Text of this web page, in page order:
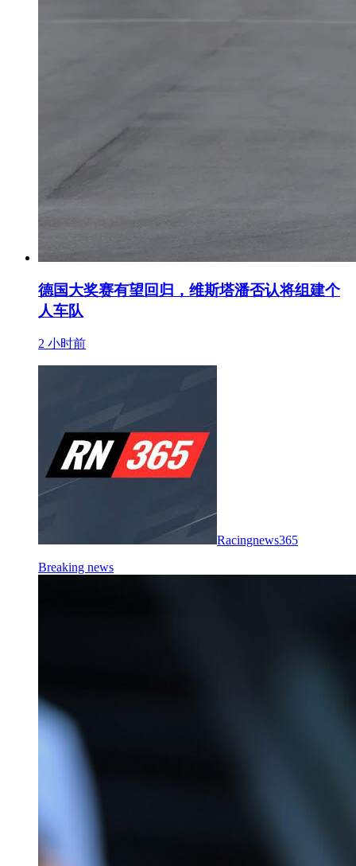
德国大奖赛有望回归，维斯塔潘否认将组建个
人车队
2 小时前
Racingnews365
Breaking news